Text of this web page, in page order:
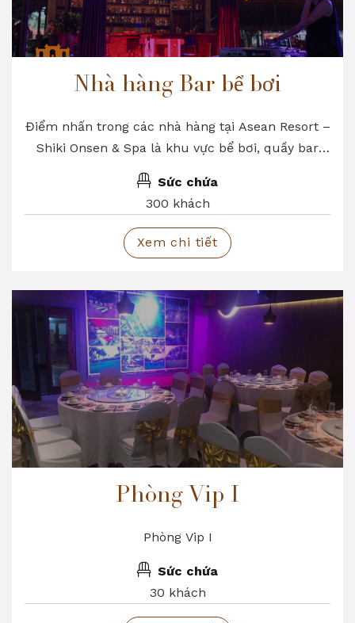
Nhà hàng Bar bể bơi
Điểm nhấn trong các nhà hàng tại Asean Resort –
Shiki Onsen & Spa là khu vực bể bơi, quầy bar
sang trọng, đẳng cấp với không gian mở tối đa
mang lại một cảm giác mới lạ mà hầu hết các
nhà hàng khác không đáp ứng được
Sức chứa
300 khách
Xem chi tiết
Phòng Vip I
Phòng Vip I
Sức chứa
30 khách